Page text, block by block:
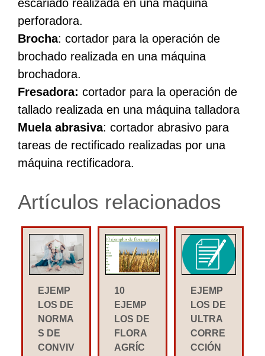
escariado realizada en una máquina
perforadora.
Brocha: cortador para la operación de
brochado realizada en una máquina
brochadora.
Fresadora: cortador para la operación de
tallado realizada en una máquina talladora
Muela abrasiva: cortador abrasivo para
tareas de rectificado realizadas por una
máquina rectificadora.
Artículos relacionados
EJEMP
LOS DE
NORMA
S DE
CONVIV
10
EJEMP
LOS DE
FLORA
AGRÍC
EJEMP
LOS DE
ULTRA
CORRE
CCIÓN